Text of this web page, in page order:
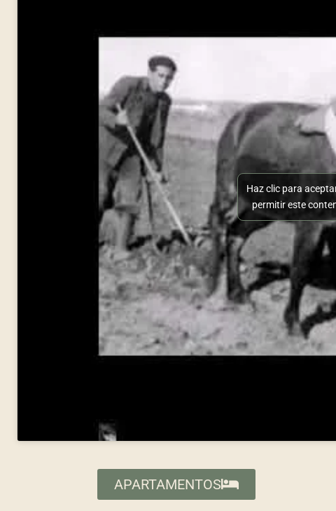
Haz clic para
permitir este
APARTAMENTOS